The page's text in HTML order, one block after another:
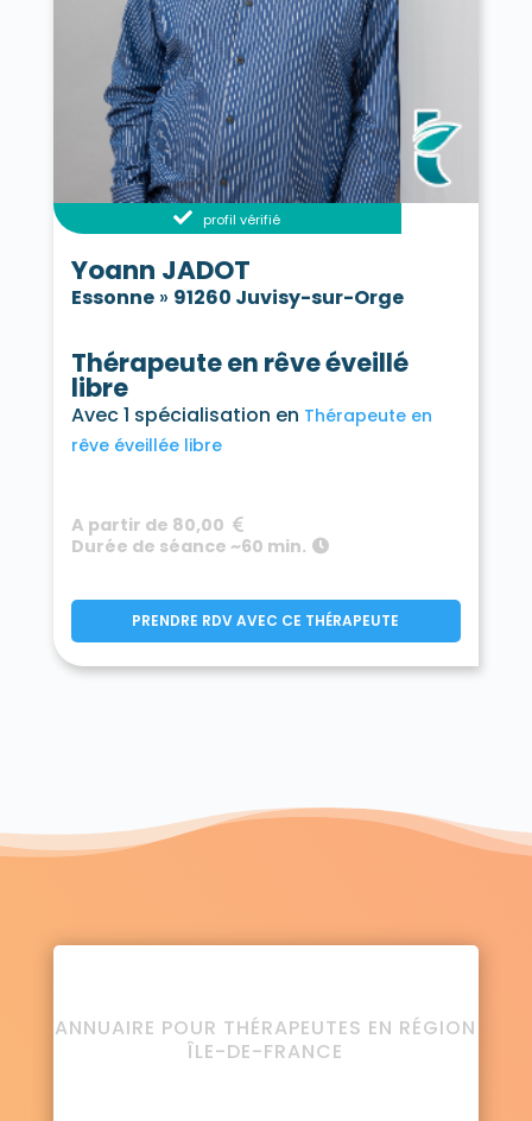
profil vérifié
Yoann JADOT
Essonne» 91260 Juvisy-sur-Orge
Thérapeute en rêve éveillé
libre
Avec 1 spécialisation en Thérapeute en
rêve éveillée libre
A partir de 80,00
Durée de séance ~60 min.
PRENDRE RDV AVEC CE THÉRAPEUTE
ANNUAIRE POUR THÉRAPEUTES EN RÉGION
ÎLE-DE-FRANCE